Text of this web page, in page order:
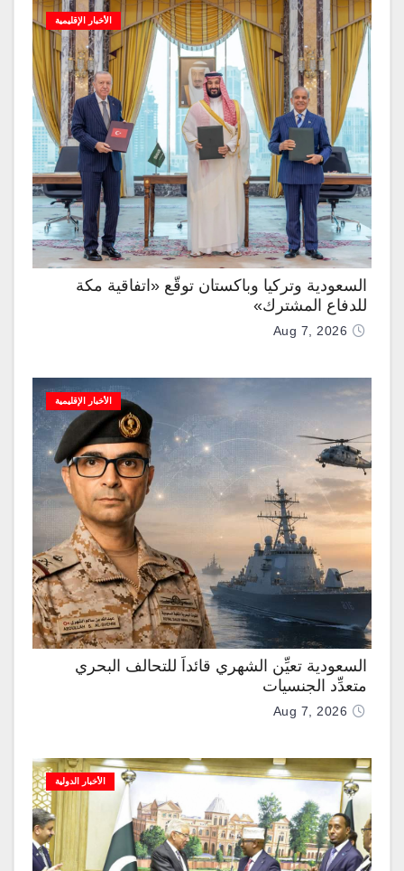
الأخبار الإقليمية
السعودية وتركيا وباكستان توقّع «اتفاقية مكة
للدفاع المشترك»
Aug 7, 2026
الأخبار الإقليمية
السعودية تعيِّن الشهري قائداً للتحالف البحري
متعدِّد الجنسيات
Aug 7, 2026
الأخبار الدولية